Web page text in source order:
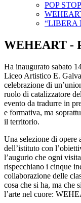
POP STOP
“LIBERA
WEHEART -
Ha inaugurato sabato
Liceo Artistico E.
celebrazione di
ruolo di catalizzatore
evento da tradurre in
e formativa, ma
il territorio.
Una selezione di opere
dell’istituto con
l’augurio che ogni
rispecchiano i cinque
collaborazione delle
cosa che si ha, ma che
l’arte nel cuore: